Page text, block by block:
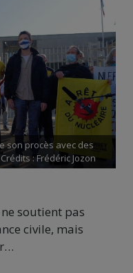
son procès avec des
: Frédéric Jozon
soutient pas
civile, mais